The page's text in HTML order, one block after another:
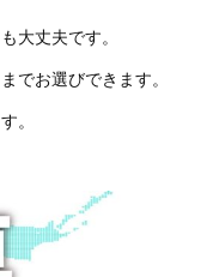
大丈夫です。
でお選びできます。
。